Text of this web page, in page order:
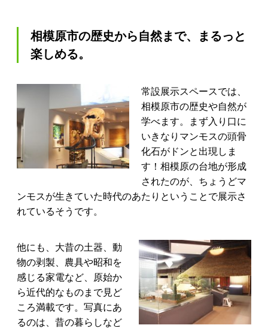
相模原市の歴史から自然まで、まるっと
楽しめる。
常設展示スペースでは、
相模原市の歴史や自然が
学べます。まず入り口に
いきなりマンモスの頭骨
化石がドンと出現しま
す！相模原の台地が形成
されたのが、ちょうどマ
ンモスが生きていた時代のあたりということで展示さ
れているそうです。
他にも、大昔の土器、動
物の剥製、農具や昭和を
感じる家電など、原始か
ら近代的なものまで見ど
ころ満載です。写真にあ
るのは、昔の暮らしなど